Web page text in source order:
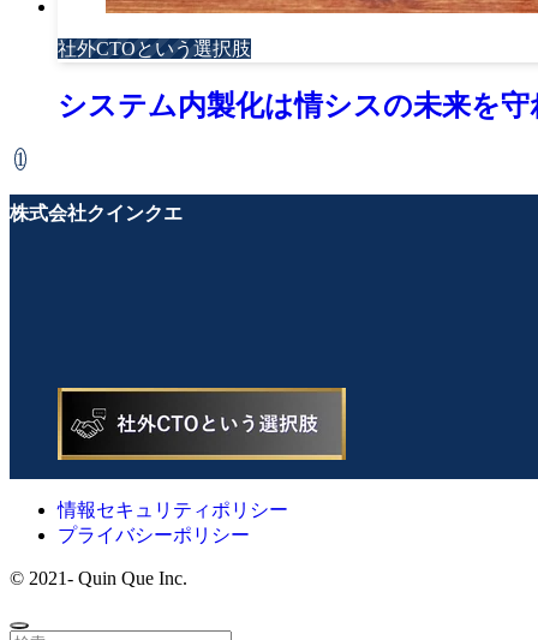
社外CTOという選択肢
システム内製化は情シスの未来を
1
株式会社クインクエ
情報セキュリティポリシー
プライバシーポリシー
© 2021- Quin Que Inc.